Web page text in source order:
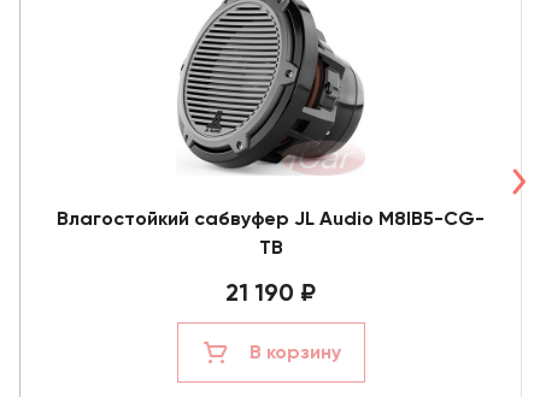
Влагостойкий сабвуфер JL Audio M8IB5-CG-
TB
21 190 ₽
В корзину